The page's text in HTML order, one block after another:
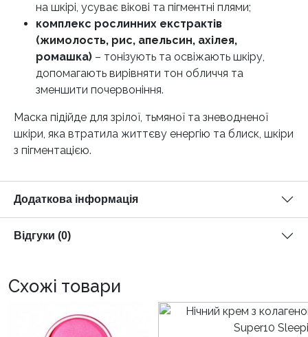
на шкірі, усуває вікові та пігментні плями;
комплекс рослинних екстрактів
(жимолость, рис, апельсин, ахілея,
ромашка) – тонізують та освіжають шкіру,
допомагають вирівняти тон обличчя та
зменшити почервоніння.
Маска підійде для зрілої, тьмяної та зневодненої
шкіри, яка втратила життєву енергію та блиск, шкіри
з пігментацією.
Додаткова інформація
Відгуки (0)
Схожі товари